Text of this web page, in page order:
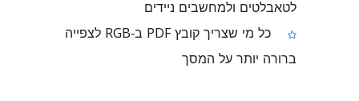
לטאבלטים ולמחשבים ניידים
כל מי שצריך קובץ PDF ב‑RGB לצפייה
ברורה יותר על המסך